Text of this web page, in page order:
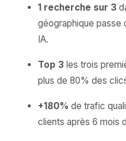
1 recherche sur 3
géographique passe
IA.
Top 3 les trois
plus de 80% des
+180% de trafic
clients après 6 mois